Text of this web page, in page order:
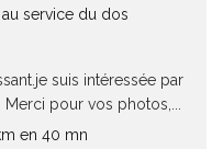
au service du dos
suis intéressée par
pour vos photos,...
en 40 mn